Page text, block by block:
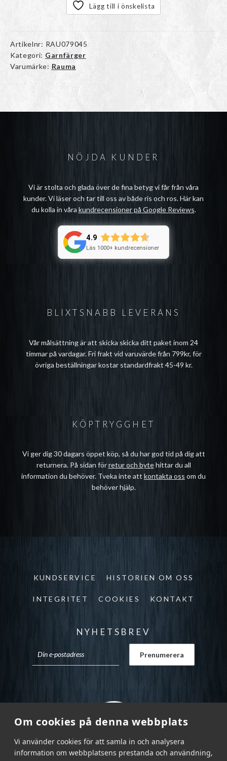
Om cookies på denna webbplats
Vi använder cookies för att samla in och analysera
information om webbplatsens prestanda och användning,
Lägg till i önskelista
Artikelnr: RAU079045
Kategori: Garnfärger
Varumärke: Rauma
BLIXTSNABB LEVERANS
Vår målsättning är att skicka skicka ditt paket inom 24
timmar på vardagar. Fri frakt vid varuvärde från 799kr, för
övriga beställningar kostar standardfrakt 45-49 kr.
NÖJDA KUNDER
Vi är stolta och glada över de fina betyg vi får från våra
kunder. Vi läser och tar till oss av både ris och ros. Här kan
du kolla in våra kundrecensioner på Google Reviews.
4.9
Läs 1000+ kundrecensioner
KÖPTRYGGHET
Vi ger dig 30 dagars öppet köp, så du har god tid på dig att
returnera. På sidan förretur och bytehittar du all
information du behöver. Tveka inte att kontakta oss om du
behöver hjälp.
KUNDSERVICE HISTORIEN OM OSS
INTEGRITET COOKIES KONTAKT
NYHETSBREV